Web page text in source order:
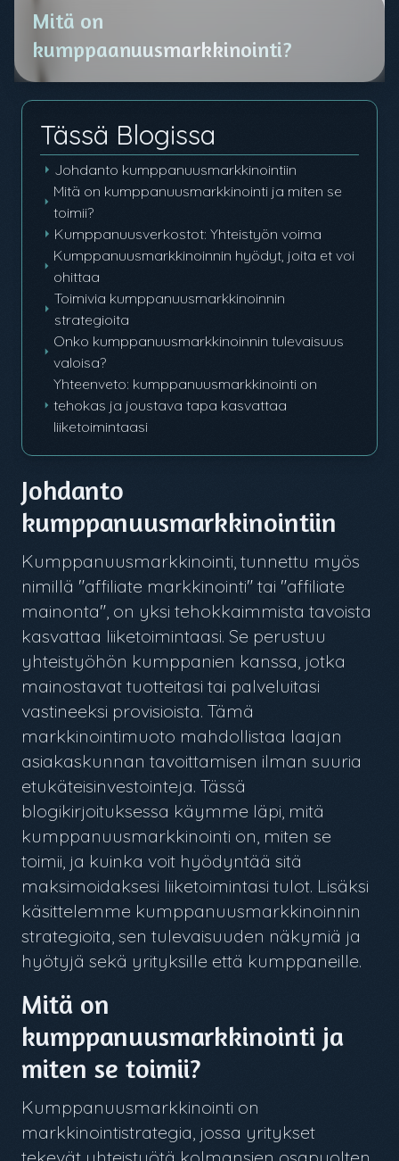
Mitä on
kumppaanuusmarkkinointi?
Tässä Blogissa
Johdanto kumppanuusmarkkinointiin
Mitä on kumppanuusmarkkinointi ja miten se
toimii?
Kumppanuusverkostot: Yhteistyön voima
Kumppanuusmarkkinoinnin hyödyt, joita et voi
ohittaa
Toimivia kumppanuusmarkkinoinnin
strategioita
Onko kumppanuusmarkkinoinnin tulevaisuus
valoisa?
Yhteenveto: kumppanuusmarkkinointi on
tehokas ja joustava tapa kasvattaa
liiketoimintaasi
Johdanto
kumppanuusmarkkinointiin
Kumppanuusmarkkinointi, tunnettu myös
nimillä "affiliate markkinointi" tai "affiliate
mainonta", on yksi tehokkaimmista tavoista
kasvattaa liiketoimintaasi. Se perustuu
yhteistyöhön kumppanien kanssa, jotka
mainostavat tuotteitasi tai palveluitasi
vastineeksi provisioista. Tämä
markkinointimuoto mahdollistaa laajan
asiakaskunnan tavoittamisen ilman suuria
etukäteisinvestointeja. Tässä
blogikirjoituksessa käymme läpi, mitä
kumppanuusmarkkinointi on, miten se
toimii, ja kuinka voit hyödyntää sitä
maksimoidaksesi liiketoimintasi tulot. Lisäksi
käsittelemme kumppanuusmarkkinoinnin
strategioita, sen tulevaisuuden näkymiä ja
hyötyjä sekä yrityksille että kumppaneille.
Mitä on
kumppanuusmarkkinointi ja
miten se toimii?
Kumppanuusmarkkinointi on
markkinointistrategia, jossa yritykset